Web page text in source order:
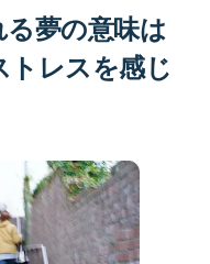
夢の意味は
トレスを感じ